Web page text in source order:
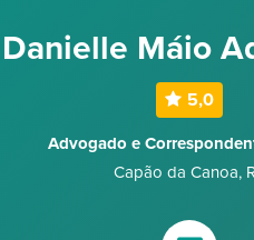
Danielle Máio
5,0
Advogado e
Capão da Canoa,